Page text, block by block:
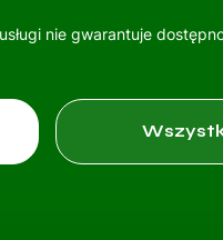
nie gwarantuje